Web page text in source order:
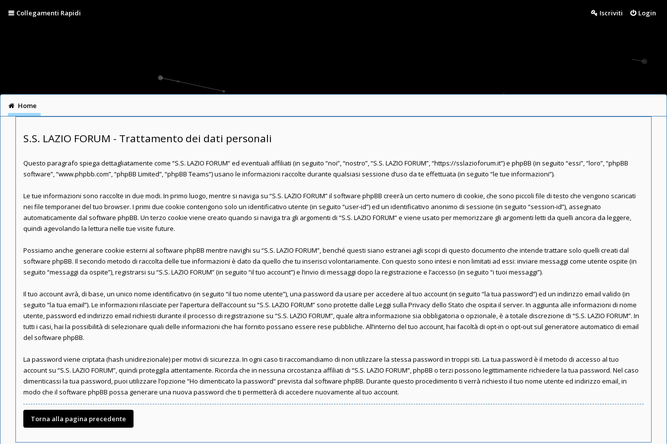
Collegamenti Rapidi Login
Iscriviti
Home
S.S. LAZIO FORUM - Trattamento dei dati personali
Questo paragrafo spiega dettagliatamente come “S.S. LAZIO FORUM” ed eventuali affiliati (in seguito “noi”, “nostro”, “S.S. LAZIO FORUM”, “https://sslazioforum.it”) e phpBB (in seguito “essi”, “loro”, “phpBB
software”, “www.phpbb.com”, “phpBB Limited”, “phpBB Teams”) usano le informazioni raccolte durante qualsiasi sessione d’uso da te effettuata (in seguito “le tue informazioni”).
Le tue informazioni sono raccolte in due modi. In primo luogo, mentre si naviga su “S.S. LAZIO FORUM” il software phpBB creerà un certo numero di cookie, che sono piccoli file di testo che vengono scaricati
nei file temporanei del tuo browser. I primi due cookie contengono solo un identificativo utente (in seguito “user-id”) ed un identificativo anonimo di sessione (in seguito “session-id”), assegnato
automaticamente dal software phpBB. Un terzo cookie viene creato quando si naviga tra gli argomenti di “S.S. LAZIO FORUM” e viene usato per memorizzare gli argomenti letti da quelli ancora da leggere,
quindi agevolando la lettura nelle tue visite future.
Possiamo anche generare cookie esterni al software phpBB mentre navighi su “S.S. LAZIO FORUM”, benché questi siano estranei agli scopi di questo documento che intende trattare solo quelli creati dal
software phpBB. Il secondo metodo di raccolta delle tue informazioni è dato da quello che tu inserisci volontariamente. Con questo sono intesi e non limitati ad essi: inviare messaggi come utente ospite (in
seguito “messaggi da ospite”), registrarsi su “S.S. LAZIO FORUM” (in seguito “il tuo account”) e l’invio di messaggi dopo la registrazione e l’accesso (in seguito “i tuoi messaggi”).
Il tuo account avrà, di base, un unico nome identificativo (in seguito “il tuo nome utente”), una password da usare per accedere al tuo account (in seguito “la tua password”) ed un indirizzo email valido (in
seguito “la tua email”). Le informazioni rilasciate per l’apertura dell’account su “S.S. LAZIO FORUM” sono protette dalle Leggi sulla Privacy dello Stato che ospita il server. In aggiunta alle informazioni di nome
utente, password ed indirizzo email richiesti durante il processo di registrazione su “S.S. LAZIO FORUM”, quale altra informazione sia obbligatoria o opzionale, è a totale discrezione di “S.S. LAZIO FORUM”. In
tutti i casi, hai la possibilità di selezionare quali delle informazioni che hai fornito possano essere rese pubbliche. All’interno del tuo account, hai facoltà di opt-in o opt-out sul generatore automatico di email
del software phpBB.
La password viene criptata (hash unidirezionale) per motivi di sicurezza. In ogni caso ti raccomandiamo di non utilizzare la stessa password in troppi siti. La tua password è il metodo di accesso al tuo
account su “S.S. LAZIO FORUM”, quindi proteggila attentamente. Ricorda che in nessuna circostanza affiliati di “S.S. LAZIO FORUM”, phpBB o terzi possono legittimamente richiedere la tua password. Nel caso
dimenticassi la tua password, puoi utilizzare l’opzione “Ho dimenticato la password” prevista dal software phpBB. Durante questo procedimento ti verrà richiesto il tuo nome utente ed indirizzo email, in
modo che il software phpBB possa generare una nuova password che ti permetterà di accedere nuovamente al tuo account.
Torna alla pagina precedente